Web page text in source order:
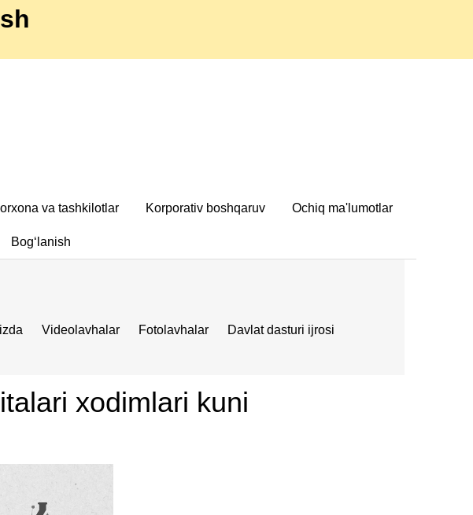
va tashkilotlar Korporativ boshqaruv Ochiq ma'lumotlar
Bog‘lanish
Videolavhalar Fotolavhalar
Davlat dasturi ijrosi
xodimlari kuni